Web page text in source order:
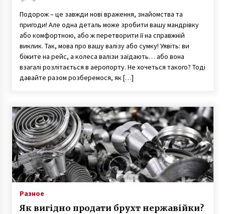
Подорож – це завжди нові враження, знайомства та
пригоди! Але одна деталь може зробити вашу мандрівку
або комфортною, або ж перетворити її на справжній
виклик. Так, мова про вашу валізу або сумку! Уявіть: ви
біжите на рейс, а колеса валізи заїдають… або вона
взагалі розлітається в аеропорту. Не хочеться такого? Тоді
давайте разом розберемося, як […]
Разное
Як вигідно продати брухт нержавійки?